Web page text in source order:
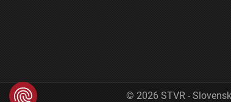
© 2026 STVR -